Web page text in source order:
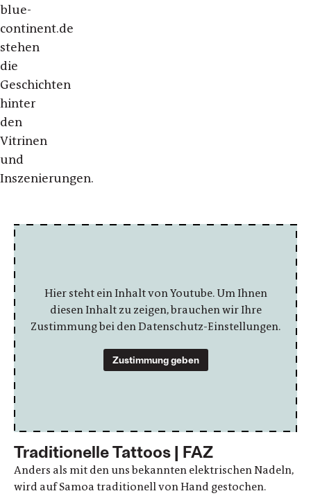
blue-
continent.de
stehen
die
Geschichten
hinter
den
Vitrinen
und
Inszenierungen.
Hier steht ein Inhalt von Youtube. Um Ihnen
diesen Inhalt zu zeigen, brauchen wir Ihre
Zustimmung bei den Datenschutz-Einstellungen.
Zustimmung geben
Traditionelle Tattoos | FAZ
Anders als mit den uns bekannten elektrischen Nadeln,
wird auf Samoa traditionell von Hand gestochen.